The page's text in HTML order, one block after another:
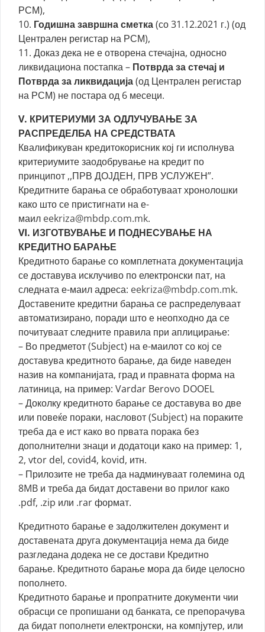
РСМ),
10. Годишна завршна сметка(со 31.12.2021 г.) (од
Централен регистар на РСМ),
11. Доказ дека не е отворена стечајна, односно
ликвидациона постапка – Потврда за стечај и
Потврда за ликвидација(од Централен регистар
на РСМ) не постара од 6 месеци.
V. КРИТЕРИУМИ ЗА ОДЛУЧУВАЊЕ ЗА
РАСПРЕДЕЛБА НА СРЕДСТВАТА
Квалификуван кредитокорисник кој ги исполнува
критериумите заодобрување на кредит по
принципот ,,ПРВ ДОЈДЕН, ПРВ УСЛУЖЕН”.
Кредитните барања се обработуваат хронолошки
како што се пристигнати на е-
маил eekriza@mbdp.com.mk.
VI. ИЗГОТВУВАЊЕ И ПОДНЕСУВАЊЕ НА
КРЕДИТНО БАРАЊЕ
Кредитното барање со комплетната документација
се доставува исклучиво по електронски пат, на
следната е-маил адреса: eekriza@mbdp.com.mk.
Доставените кредитни барања се распределуваат
автоматизирано, поради што е неопходно да се
почитуваат следните правила при аплицирање:
– Во предметот (Subject) на е-маилот со кој се
доставува кредитното барање, да биде наведен
назив на компанијата, град и правната форма на
латиница, на пример: Vardar Berovo DOOEL
– Доколку кредитното барање се доставува во две
или повеќе пораки, насловот (Subject) на пораките
треба да е ист како во првата порака без
дополнителни знаци и додатоци како на пример: 1,
2, vtor del, covid4, kovid, итн.
– Прилозите не треба да надминуваат големина од
8MB и треба да бидат доставени во прилог како
.pdf, .zip или .rar формат.
Кредитното барање е задолжителен документ и
доставената друга документација нема да биде
разгледана додека не се достави Кредитно
барање. Кредитното барање мора да биде целосно
пополнето.
Кредитното барање и пропратните документи чии
обрасци се пропишани од банката, се препорачува
да бидат пополнети електронски, на компјутер, или